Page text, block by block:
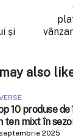
și
also
10 produse
ten mixt în
2025